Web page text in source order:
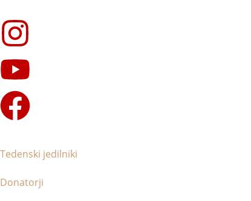
na
glavno
vsebino
Tedenski jedilniki
Donatorji